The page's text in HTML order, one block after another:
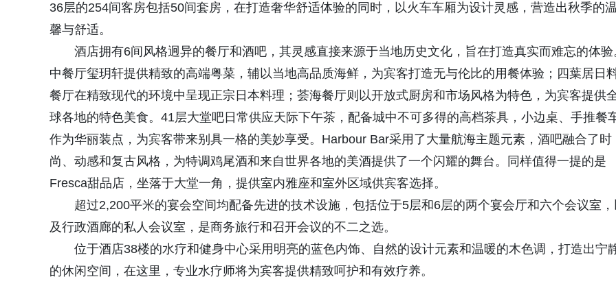
36层的254间客房包括50间套房，在打造奢华舒适体验的同时，以火车车厢为设计灵感，营造出秋季的温
馨与舒适。
酒店拥有6间风格迥异的餐厅和酒吧，其灵感直接来源于当地历史文化，旨在打造真实而难忘的体验
中餐厅玺玥轩提供精致的高端粤菜，辅以当地高品质海鲜，为宾客打造无与伦比的用餐体验；四葉居日
餐厅在精致现代的环境中呈现正宗日本料理；荟海餐厅则以开放式厨房和市场风格为特色，为宾客提供
球各地的特色美食。41层大堂吧日常供应天际下午茶，配备城中不可多得的高档茶具，小边桌、手推餐
作为华丽装点，为宾客带来别具一格的美妙享受。Harbour Bar采用了大量航海主题元素，酒吧融合了时
尚、动感和复古风格，为特调鸡尾酒和来自世界各地的美酒提供了一个闪耀的舞台。同样值得一提的是
Fresca甜品店，坐落于大堂一角，提供室内雅座和室外区域供宾客选择。
超过2,200平米的宴会空间均配备先进的技术设施，包括位于5层和6层的两个宴会厅和六个会议室，
及行政酒廊的私人会议室，是商务旅行和召开会议的不二之选。
位于酒店38楼的水疗和健身中心采用明亮的蓝色内饰、自然的设计元素和温暖的木色调，打造出宁
的休闲空间，在这里，专业水疗师将为宾客提供精致呵护和有效疗养。